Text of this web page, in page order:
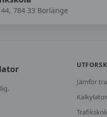
784 33 Borlänge
Jämför
Kalkylator